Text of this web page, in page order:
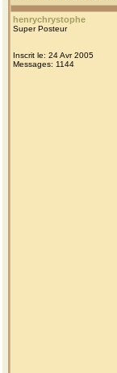
henrychrystophe
Super Posteur
Inscrit le: 24 Avr 2005
Messages: 1144